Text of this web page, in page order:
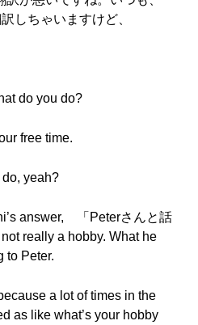
しちゃいますけど、
do you do?
free time.
yeah?
answer, 「Peterさんと話
really a hobby. What he
to Peter.
a lot of times in the
as like what’s your hobby